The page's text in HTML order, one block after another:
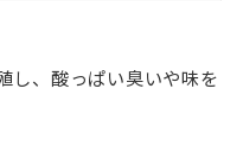
し、酸っぱい臭いや味を